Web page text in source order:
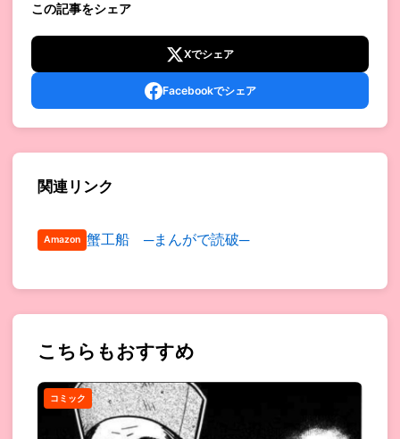
この記事をシェア
Xでシェア
Facebookでシェア
関連リンク
Amazon 蟹工船 ─まんがで読破─
こちらもおすすめ
コミック